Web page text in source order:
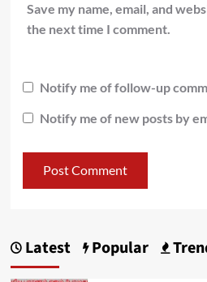
Save my name, email, and
the next time I comment.
Notify me of follow-up
Notify me of new posts by
Latest Popular